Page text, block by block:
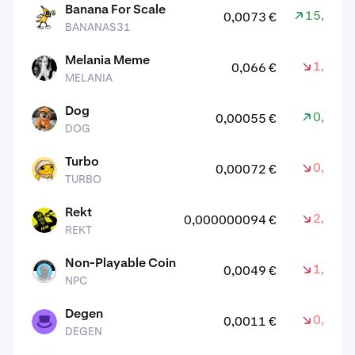
BANANAS31 Banana For Scale
BANANAS31
0,0073 € 15,10 %
MELANIA Melania Meme
MELANIA
0,066 € 1,10 %
DOG Dog
DOG
0,00055 € 0,20 %
TURBO Turbo
TURBO
0,00072 € 0,20 %
REKT Rekt
REKT
0,000000094 € 2,20 %
NPC Non-Playable Coin
NPC
0,0049 € 1,60 %
DEGEN Degen
DEGEN
0,0011 € 0,50 %